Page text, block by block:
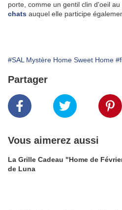
porte, comme un gentil clin d'oeil au
chats auquel elle participe
#SAL Mystère Home Sweet Home
Partager
Vous aimerez aussi
La Grille Cadeau "Home de
de Luna